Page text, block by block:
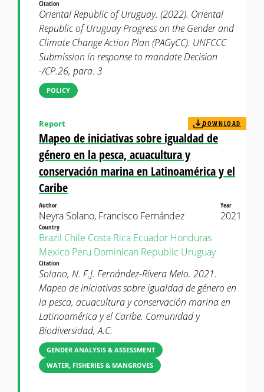
Citation
Oriental Republic of Uruguay. (2022). Oriental
Republic of Uruguay Progress on the Gender and
Climate Change Action Plan (PAGyCC). UNFCCC
Submission in response to mandate Decision
-/CP.26, para. 3
POLICY
Mapeo de iniciativas sobre igualdad de
género en la pesca, acuacultura y
conservación marina en Latinoamérica y el
Caribe
Report DOWNLOAD
Author
Neyra Solano, Francisco Fernández
Year
2021
Country
Brazil Chile Costa Rica Ecuador Honduras
Mexico Peru Dominican Republic Uruguay
Citation
Solano, N. F.J. Fernández-Rivera Melo. 2021.
Mapeo de iniciativas sobre igualdad de género en
la pesca, acuacultura y conservación marina en
Latinoamérica y el Caribe. Comunidad y
Biodiversidad, A.C.
GENDER ANALYSIS & ASSESSMENT
WATER, FISHERIES & MANGROVES